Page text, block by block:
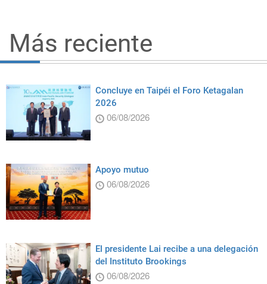
Más reciente
Concluye en Taipéi el Foro Ketagalan
2026
06/08/2026
Apoyo mutuo
06/08/2026
El presidente Lai recibe a una delegación
del Instituto Brookings
06/08/2026